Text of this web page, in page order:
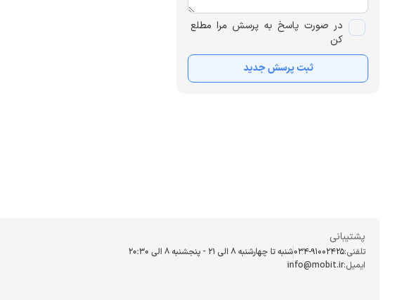
در صورت پاسخ به پرسش مرا مطلع
کن
ثبت پرسش جدید
پشتیبانی
تلفنی:034-91002425شنبه تا چهارشنبه ۸ الی ۲۱ - پنجشنبه 8 الی ۲۰:۳۰
ایمیل:info@mobit.ir